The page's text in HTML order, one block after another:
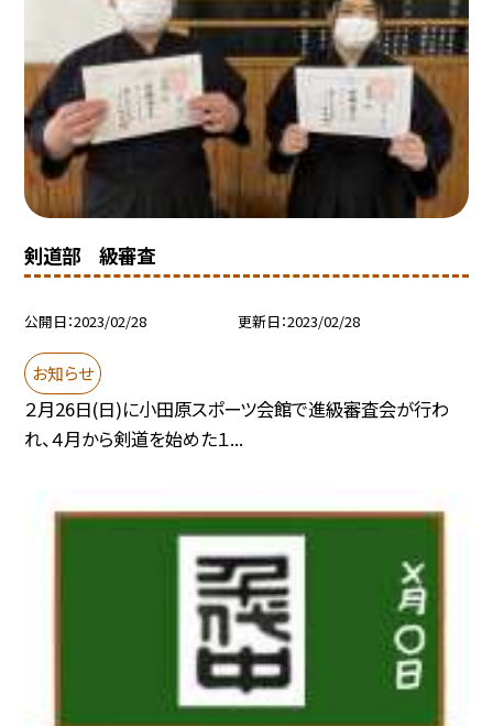
剣道部 級審査
公開日 2023/02/28 更新日 2023/02/28
お知らせ
２月26日(日)に小田原スポーツ会館で進級審査会が行わ
れ、４月から剣道を始めた１...